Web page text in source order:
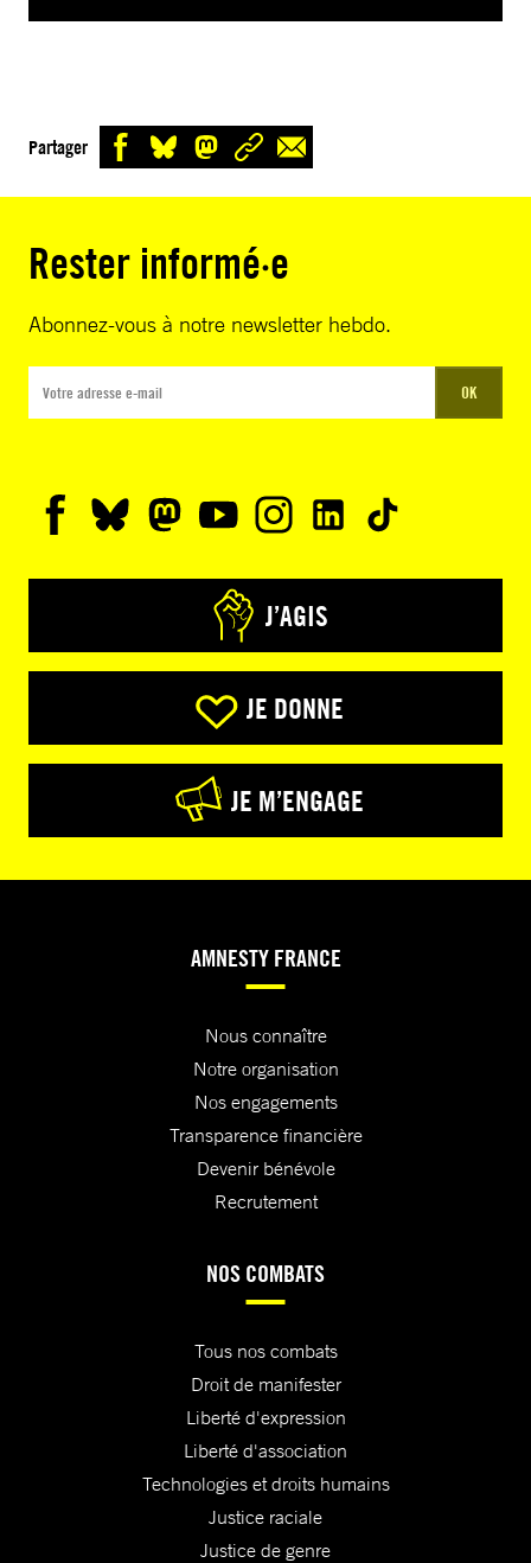
Partager
Rester informé·e
Abonnez-vous à notre newsletter hebdo.
OK
J’AGIS
JE DONNE
JE M’ENGAGE
AMNESTY FRANCE
Nous connaître
Notre organisation
Nos engagements
Transparence financière
Devenir bénévole
Recrutement
NOS COMBATS
Tous nos combats
Droit de manifester
Liberté d'expression
Liberté d'association
Technologies et droits humains
Justice raciale
Justice de genre